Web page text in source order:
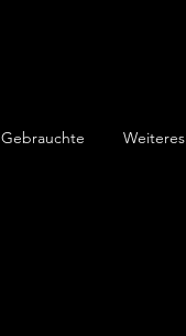
Gebrauchte Weiteres